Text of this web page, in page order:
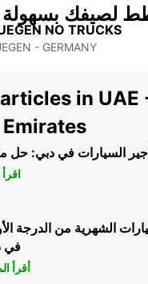
NO TRUCKS
- GERMANY
NO
لصيفك بسهولة
in UAE
السيارات في دبي: حل
اقرأ
الشهرية من الدرجة
في
أقرأ